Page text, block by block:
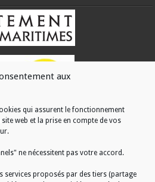
aux
qui assurent le fonctionnement
web et la prise en compte de vos
ne nécessitent pas votre accord.
services proposés par des tiers (partage